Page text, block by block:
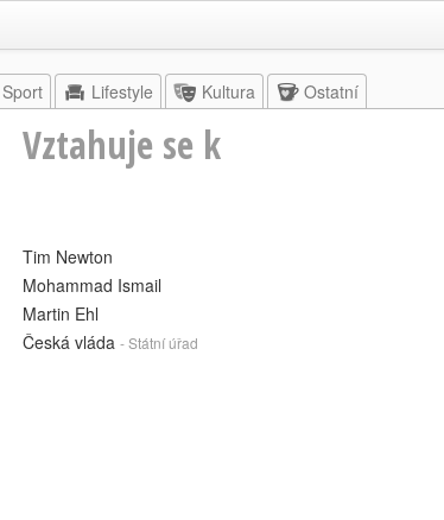
Sport Lifestyle Kultura Ostatní
Vztahuje se k
Tim Newton
Mohammad Ismail
Martin Ehl
Česká vláda - Státní úřad